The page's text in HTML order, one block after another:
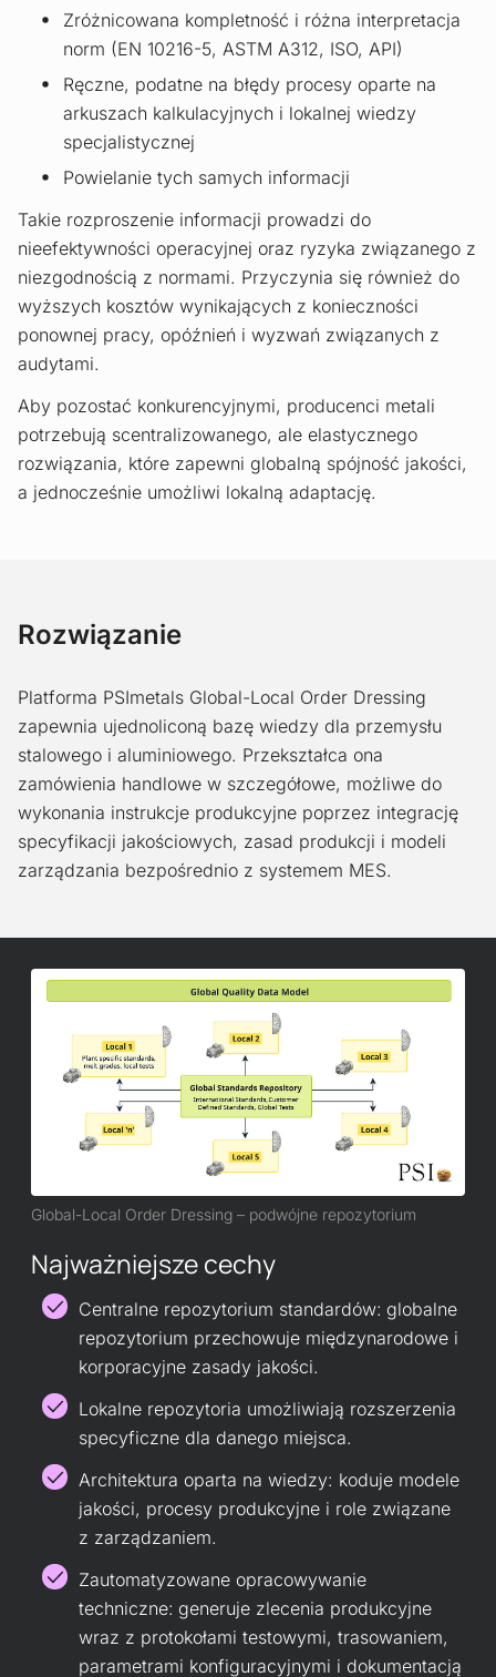
Zróżnicowana kompletność i różna interpretacja
norm (EN 10216-5, ASTM A312, ISO, API)
Ręczne, podatne na błędy procesy oparte na
arkuszach kalkulacyjnych i lokalnej wiedzy
specjalistycznej
Powielanie tych samych informacji
Takie rozproszenie informacji prowadzi do
nieefektywności operacyjnej oraz ryzyka związanego z
niezgodnością z normami. Przyczynia się również do
wyższych kosztów wynikających z konieczności
ponownej pracy, opóźnień i wyzwań związanych z
audytami.
Aby pozostać konkurencyjnymi, producenci metali
potrzebują scentralizowanego, ale elastycznego
rozwiązania, które zapewni globalną spójność jakości,
a jednocześnie umożliwi lokalną adaptację.
Rozwiązanie
Platforma PSImetals Global-Local Order Dressing
zapewnia ujednoliconą bazę wiedzy dla przemysłu
stalowego i aluminiowego. Przekształca ona
zamówienia handlowe w szczegółowe, możliwe do
wykonania instrukcje produkcyjne poprzez integrację
specyfikacji jakościowych, zasad produkcji i modeli
zarządzania bezpośrednio z systemem MES.
Global-Local Order Dressing – podwójne repozytorium
Najważniejsze cechy
Centralne repozytorium standardów: globalne
repozytorium przechowuje międzynarodowe i
korporacyjne zasady jakości.
Lokalne repozytoria umożliwiają rozszerzenia
specyficzne dla danego miejsca.
Architektura oparta na wiedzy: koduje modele
jakości, procesy produkcyjne i role związane
z zarządzaniem.
Zautomatyzowane opracowywanie
techniczne: generuje zlecenia produkcyjne
wraz z protokołami testowymi, trasowaniem,
parametrami konfiguracyjnymi i dokumentacją